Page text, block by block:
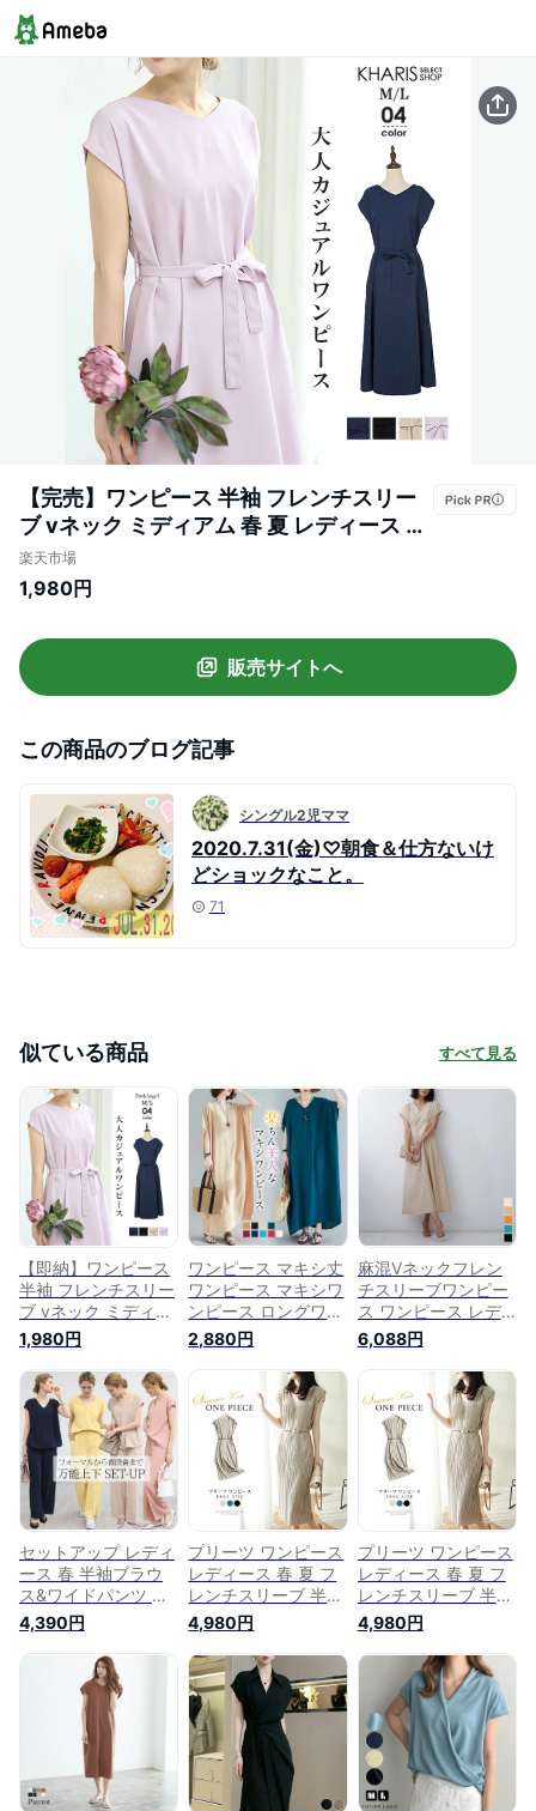
【完売】ワンピース 半袖 フレンチスリー
ブ vネック ミディアム 春 夏 レディース ひ
ざ下 大人 きれいめ 無地 ロング おしゃれ
オフィス フォーマル 黒 ベージュ ピンク ネ
】【春 新作】
楽天市場
1,980円
販売サイトへ
この商品のブログ記事
シングル2児ママ
2020.7.31(金)♡朝食＆仕方ないけ
どショックなこと。
71
似ている商品 すべて見る
【即納】ワンピース
半袖 フレンチスリー
ブ vネック ミディア
ム 春 夏 レディース
ひざ下 大人 きれい
め 無地 ロング おし
ゃれ オフィス フォ
ーマル 黒 ベージュ
ピンク ネイビー
【フレンチスリーブ
Vネックワンピ 】
【春 新作】
1,980円
ワンピース マキシ丈
ワンピース マキシワ
ンピース ロングワン
ピース レディース
マキシワンピ マキシ
ロングワンピ ロング
半袖 ワンピ 体型カ
バー 無地 シンプル
半袖 フレンチスリー
ブ きれいめ Vネック
大きいサイズ 春 夏
2,880円
麻混Vネックフレン
チスリーブワンピー
ス ワンピース レデ
ィース ロング丈 フ
レンチスリーブ Vネ
ック ウエストタック
フレンチスリーブ 半
袖 ポケット ウエス
ト後ろゴム バックフ
ァスナー
6,088円
セットアップ レディ
ース 春 半袖ブラウ
ス&ワイドパンツ 上
下セット きれいめ v
ネック フレンチスリ
ーブ トップス パン
ツ ロング ゆったり
オフィス フォーマル
おしゃれ 無地 M/L
ブラック ベージュ
夏 【 万能セットア
ップ 】
4,390円
プリーツ ワンピース
レディース 春 夏 フ
レンチスリーブ 半袖
Vネック ロングワン
ピース ロング丈 ベ
ルト付き ゆったり
ワンピ マタニティ
通勤 無地 大人 体型
カバー 送料無料
4,980円
プリーツ ワンピース
レディース 春 夏 フ
レンチスリーブ 半袖
Vネック ロングワン
ピース ロング丈 ベ
ルト付き ゆったり
ワンピ マタニティ
通勤 無地 大人 体型
カバー 送料無料
4,980円